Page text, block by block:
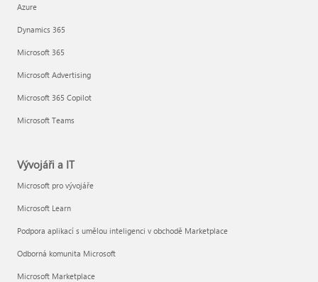
Azure
Dynamics 365
Microsoft 365
Microsoft Advertising
Microsoft 365 Copilot
Microsoft Teams
Vývojáři a IT
Microsoft pro vývojáře
Microsoft Learn
Podpora aplikací s umělou inteligenci v obchodě Marketplace
Odborná komunita Microsoft
Microsoft Marketplace